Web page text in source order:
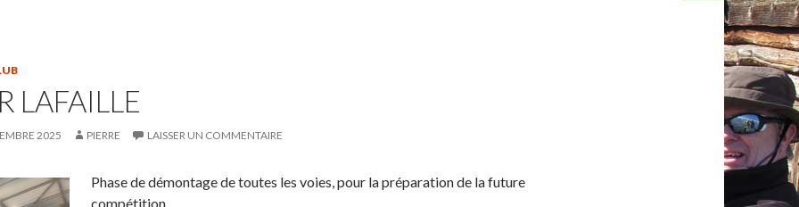
LAFAILLE
2025 PIERRE LAISSER UN COMMENTAIRE
Phase de démontage de toutes les voies, pour la préparation de la future
compétition…